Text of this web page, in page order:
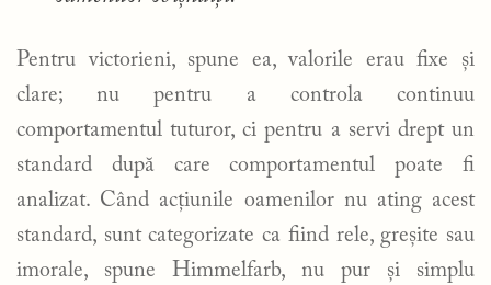
Pentru victorieni, spune ea, valorile erau fixe și
clare; nu pentru a controla continuu
comportamentul tuturor, ci pentru a servi drept un
standard după care comportamentul poate fi
analizat. Când acțiunile oamenilor nu ating acest
standard, sunt categorizate ca fiind rele, greșite sau
imorale, spune Himmelfarb, nu pur și simplu